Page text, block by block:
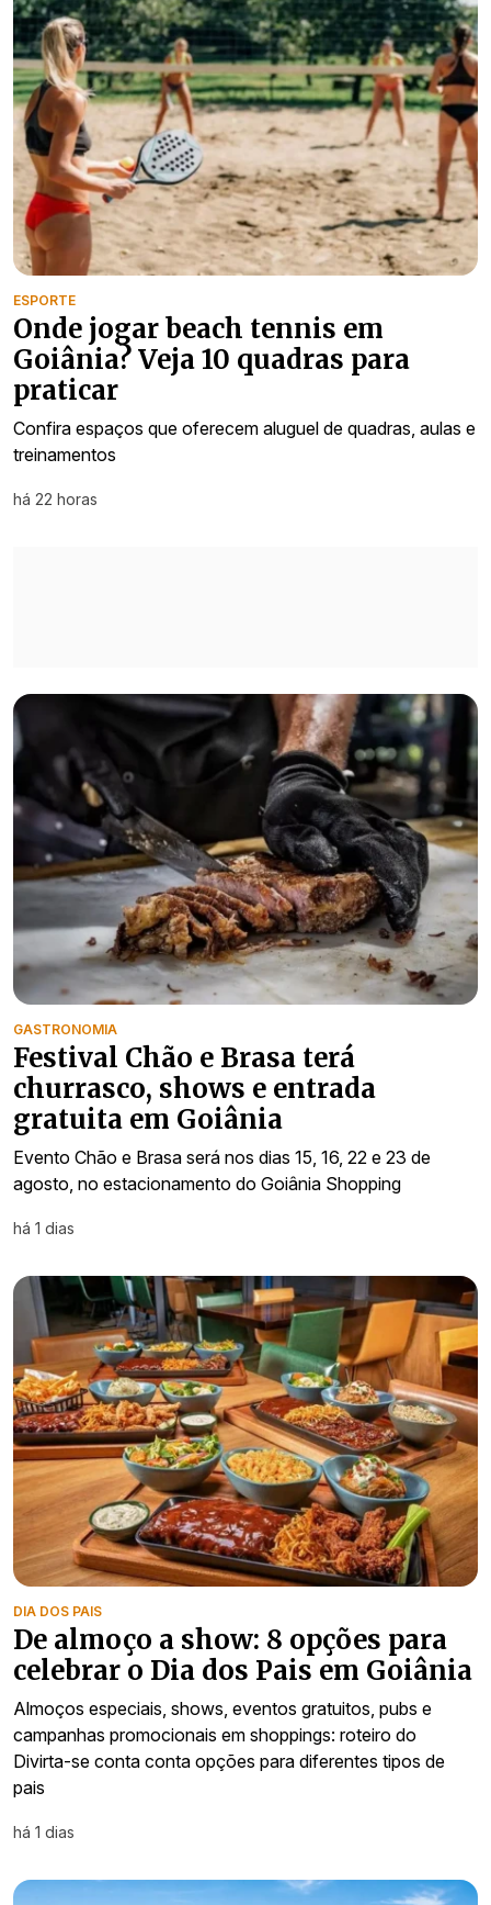
ESPORTE
Onde jogar beach tennis em
Goiânia? Veja 10 quadras para
praticar
Confira espaços que oferecem aluguel de quadras, aulas e
treinamentos
há 22 horas
GASTRONOMIA
Festival Chão e Brasa terá
churrasco, shows e entrada
gratuita em Goiânia
Evento Chão e Brasa será nos dias 15, 16, 22 e 23 de
agosto, no estacionamento do Goiânia Shopping
há 1 dias
DIA DOS PAIS
De almoço a show: 8 opções para
celebrar o Dia dos Pais em Goiânia
Almoços especiais, shows, eventos gratuitos, pubs e
campanhas promocionais em shoppings: roteiro do
Divirta-se conta conta opções para diferentes tipos de
pais
há 1 dias